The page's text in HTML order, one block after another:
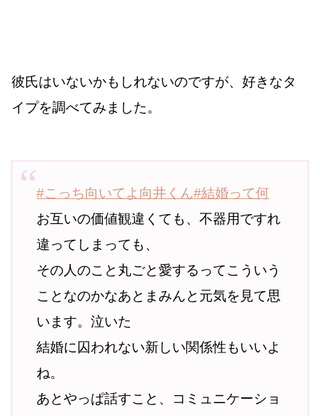
彼氏はいないかもしれないのですが、好きなタ
イプを調べてみました。
#こっち向いてよ向井くん#結婚って何
お互いの価値観違くても、不器用ですれ
違ってしまっても、
その人のこと丸ごと愛するってこういう
ことなのかなあとまみんと元気を見て思
います。泣いた
結婚に囚われない新しい関係性もいいよ
ね。
あとやっぱ話すこと、コミュニケーショ